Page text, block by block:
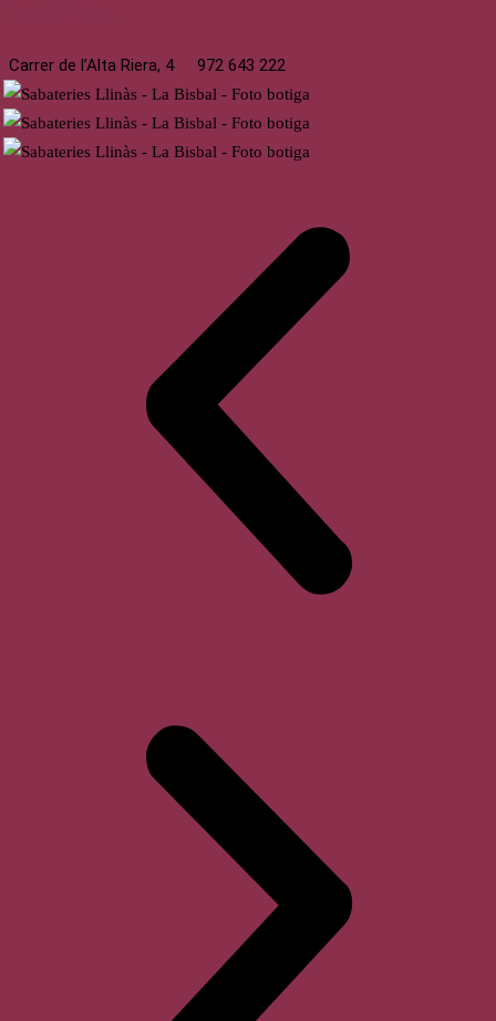
Carrer de l’Alta Riera, 4 972 643 222